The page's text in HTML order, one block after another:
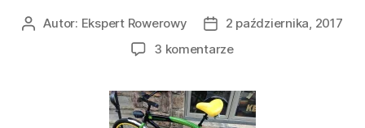
AutorAutor: Ekspert Rowerowy
Data2 października, 2017
3 komentarzedo
jest
rower